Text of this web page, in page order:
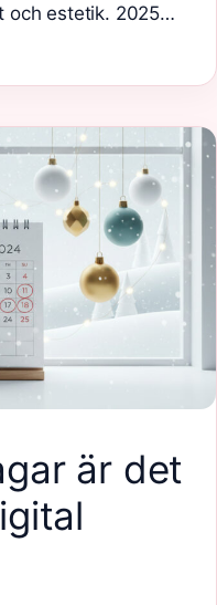
och estetik. 2025…
är det